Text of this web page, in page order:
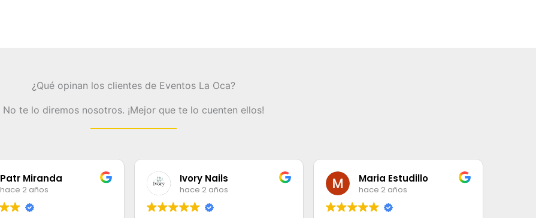
¿Qué opinan los clientes de Eventos La Oca?
No te lo diremos nosotros. ¡Mejor que te lo cuenten ellos!
Patr Miranda
hace 2 años
Ivory Nails
hace 2 años
Maria Estudillo
hace 2 años